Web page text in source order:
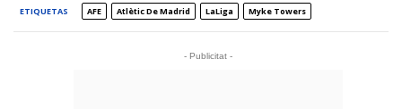
ETIQUETAS AFE Atlètic De Madrid LaLiga Myke Towers
- Publicitat -